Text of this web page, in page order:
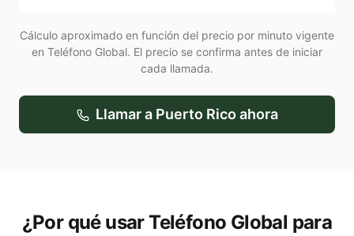
Cálculo aproximado en función del precio por minuto vigente
en Teléfono Global. El precio se confirma antes de iniciar
cada llamada.
Llamar a Puerto Ricoahora
¿Por qué usar Teléfono Global para